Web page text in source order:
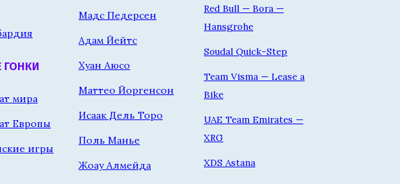
ГОНКИ
мира
Европы
игры
Мадс Педерсен
Адам Йейтс
Хуан Аюсо
Маттео Йоргенсон
Исаак Дель Торо
Поль Манье
Жоау Алмейда
Red Bull — Bora —
Hansgrohe
Soudal Quick-Step
Team Visma — Lease a
Bike
UAE Team Emirates —
XRG
XDS Astana